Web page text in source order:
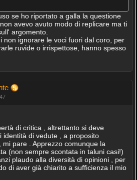
se ho riportato a galla la questione
avevo avuto modo di replicare ma ti
argomento.
non ignorare le voci fuori dal coro, per
ruvide o irrispettose, hanno spesso
di critica , altrettanto si deve
identità di vedute , a proposito
pare . Apprezzo comunque la
(non sempre scontata in taluni casi!)
plaudo alla diversità di opinioni , per
di aver già chiarito a sufficienza il mio